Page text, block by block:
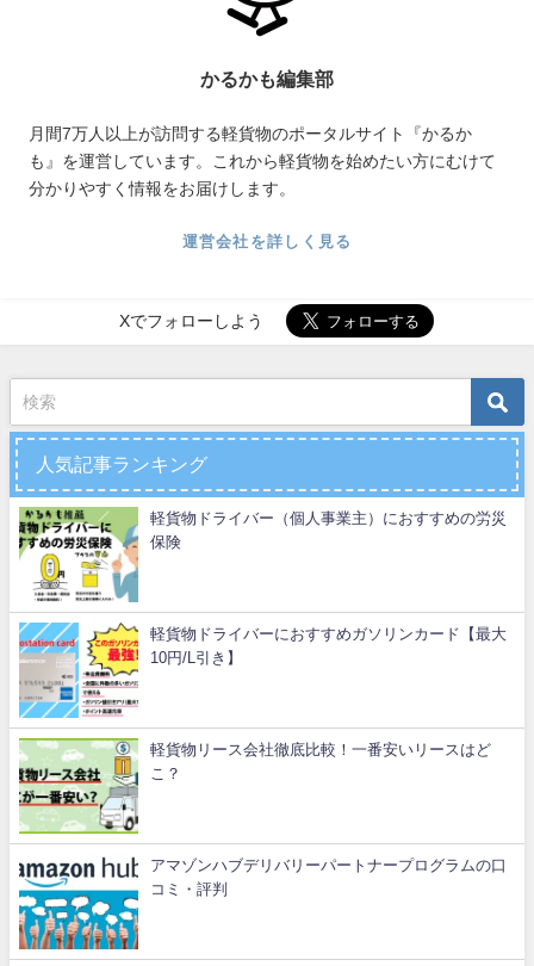
かるかも編集部
月間7万人以上が訪問する軽貨物のポータルサイト『かるか
も』を運営しています。これから軽貨物を始めたい方にむけて
分かりやすく情報をお届けします。
運営会社を詳しく見る
Xでフォローしよう
人気記事ランキング
軽貨物ドライバー（個人事業主）におすすめの労災
保険
軽貨物ドライバーにおすすめガソリンカード【最大
10円/L引き】
軽貨物リース会社徹底比較！一番安いリースはど
こ？
アマゾンハブデリバリーパートナープログラムの口
コミ・評判